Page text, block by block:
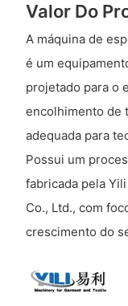
Valor Do
A máquina de
é um
projetado para o
encolhimento de
adequada para
Possui um
fabricada pela
Co., Ltd., com
crescimento do